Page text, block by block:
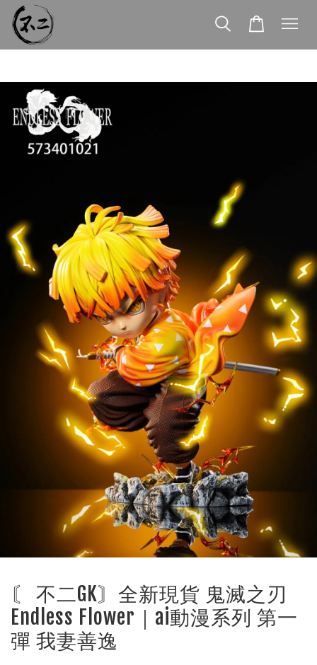
〘 不二GK〙全新現貨 鬼滅之刃
Endless Flower｜ai動漫系列 第一
彈 我妻善逸